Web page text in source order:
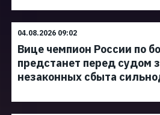
04.08.2026 09:02
Вице чемпион России по
предстанет перед судом
незаконных сбыта